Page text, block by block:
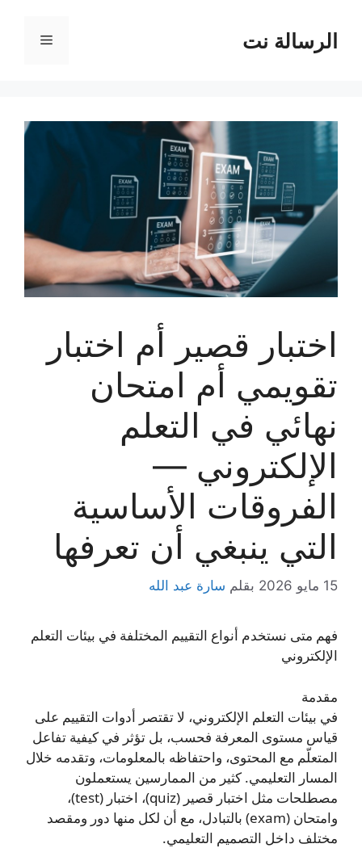
المحتوىالرسالة نت القائمة
اختبار قصير أم اختبار
تقويمي أم امتحان
نهائي في التعلم
الإلكتروني —
الفروقات الأساسية
التي ينبغي أن تعرفها
15 مايو 2026 بقلم سارة عبد الله
فهم متى نستخدم أنواع التقييم المختلفة في بيئات التعلم
الإلكتروني
مقدمة
في بيئات التعلم الإلكتروني، لا تقتصر أدوات التقييم على
قياس مستوى المعرفة فحسب، بل تؤثر في كيفية تفاعل
المتعلّم مع المحتوى، واحتفاظه بالمعلومات، وتقدمه خلال
المسار التعليمي. كثير من الممارسين يستعملون
مصطلحات مثل اختبار قصير (quiz)، اختبار (test)،
وامتحان (exam) بالتبادل، مع أن لكل منها دور ومقصد
مختلف داخل التصميم التعليمي.